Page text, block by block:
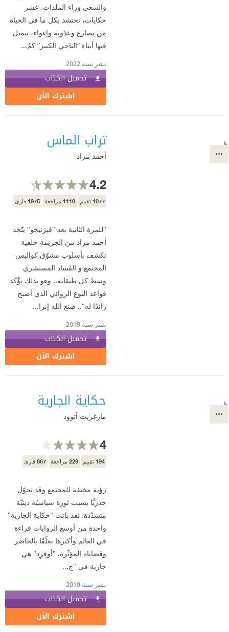
والسعي وراء الملذات. عشر
حكايات، تحتشد بكل ما في الحياة
من تصارع وعذوبة وإغواء، يتمثل
فيها أبناء “الناجي الكبير” كمُ...
نشر سنة 2022
تحميل الكتاب
اشترك الآن
تراب الماس
أحمد مراد
4.2
1077 تقييم 1110 مراجعة 1975 قارئ
"للمرة الثانية بعد "فيرتيجو" يتّخذ
أحمد مراد من الجريمة خلفية
تكشف بأسلوب مشوّق كواليس
المجتمع و الفساد المستشري
وسط كل طبقاته.. وهو بذلك يؤّكد
قواعد النوع الروائي الذي أصبح
رائدًا له".. صنع الله إبرا...
نشر سنة 2019
تحميل الكتاب
اشترك الآن
حكاية الجارية
مارغريت آتوود
4
194 تقييم 229 مراجعة 867 قارئ
رؤية مخيفة للمجتمع وقد تحوّل
جذريًّا بسبب ثورة سياسيّة دينيّة
متشدّدة. لقد باتت "حكاية الجارية"
واحدة من أوسع الروايات قراءة
في العالم وأكثرها تعلّقًا بالحاضر
وقضاياه المؤثّرة. "أوفرِد" هي
جارية في "ج...
نشر سنة 2019
تحميل الكتاب
اشترك الآن